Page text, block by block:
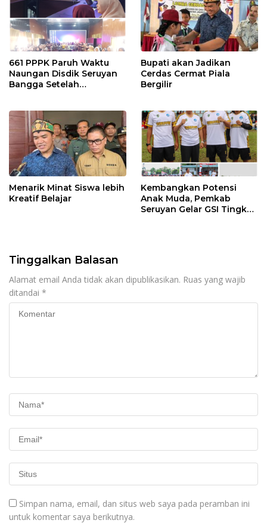
661 PPPK Paruh Waktu
Naungan Disdik Seruyan
Bangga Setelah
Bupati akan Jadikan
Cerdas Cermat Piala
Bergilir
Menarik Minat Siswa lebih
Kreatif Belajar
Kembangkan Potensi
Anak Muda, Pemkab
Seruyan Gelar GSI Tingkat
Tinggalkan Balasan
Alamat email Anda tidak akan dipublikasikan. Ruas yang wajib
ditandai *
Simpan nama, email, dan situs web saya pada peramban ini
untuk komentar saya berikutnya.